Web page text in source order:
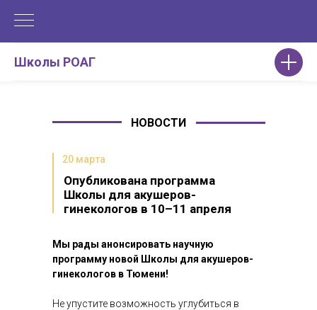
Школы РОАГ
НОВОСТИ
20 марта
Опубликована программа
Школы для акушеров-
гинекологов в 10–11 апреля
Мы рады анонсировать научную
программу новой Школы для акушеров-
гинекологов в Тюмени!
Не упустите возможность углубиться в